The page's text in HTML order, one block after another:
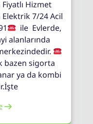
Fiyatlı Hizmet
Elektrik 7/24 Acil
ile Evlerde,
alanlarında
bazen sigorta
ya da kombi